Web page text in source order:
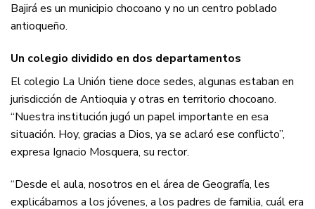
Bajirá es un municipio chocoano y no un centro poblado
antioqueño.
Un colegio dividido en dos departamentos
El colegio La Unión tiene doce sedes, algunas estaban en
jurisdicción de Antioquia y otras en territorio chocoano.
“Nuestra institución jugó un papel importante en esa
situación. Hoy, gracias a Dios, ya se aclaró ese conflicto”,
expresa Ignacio Mosquera, su rector.
“Desde el aula, nosotros en el área de Geografía, les
explicábamos a los jóvenes, a los padres de familia, cuál era